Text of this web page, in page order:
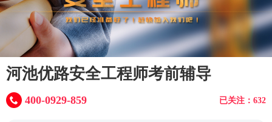
河池优路安全工程师考前辅导
已关注：632
400-0929-859